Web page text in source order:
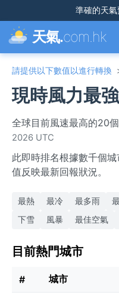
準確的天氣
天氣.com.hk
請提供以下數值以進行轉換
現時風力最
全球目前風速最高的20個
2026 UTC
此即時排名根據數千個
值反映最新回報狀況。
最熱 最冷 最多雨
下雪
風暴 最佳空氣
目前熱門城市
# 城市